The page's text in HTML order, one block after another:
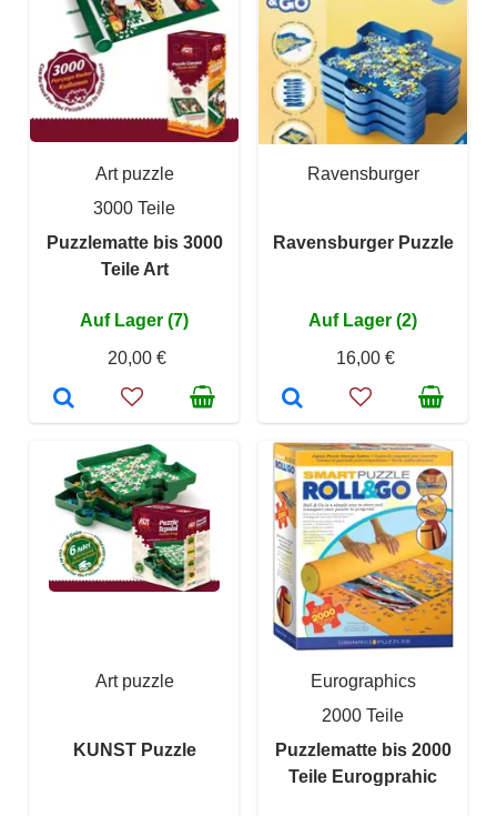
Art puzzle
3000 Teile
Puzzlematte bis 3000
Teile Art
Auf Lager (7)
20,00 €
Ravensburger
Ravensburger Puzzle
Auf Lager (2)
16,00 €
Art puzzle
KUNST Puzzle
Eurographics
2000 Teile
Puzzlematte bis 2000
Teile Eurogprahic